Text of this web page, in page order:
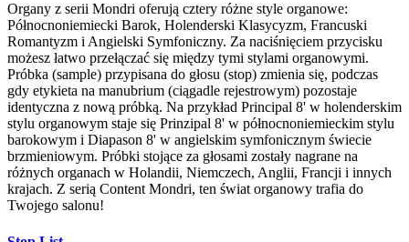
Organy z serii Mondri oferują cztery różne style organowe:
Północnoniemiecki Barok, Holenderski Klasycyzm, Francuski
Romantyzm i Angielski Symfoniczny. Za naciśnięciem przycisku
możesz łatwo przełączać się między tymi stylami organowymi.
Próbka (sample) przypisana do głosu (stop) zmienia się, podczas
gdy etykieta na manubrium (ciągadle rejestrowym) pozostaje
identyczna z nową próbką. Na przykład Principal 8' w holenderskim
stylu organowym staje się Prinzipal 8' w północnoniemieckim stylu
barokowym i Diapason 8' w angielskim symfonicznym świecie
brzmieniowym. Próbki stojące za głosami zostały nagrane na
różnych organach w Holandii, Niemczech, Anglii, Francji i innych
krajach. Z serią Content Mondri, ten świat organowy trafia do
Twojego salonu!